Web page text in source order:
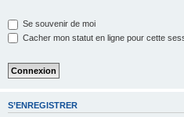
Se souvenir de moi
Cacher mon statut en ligne pour cette
S’ENREGISTRER